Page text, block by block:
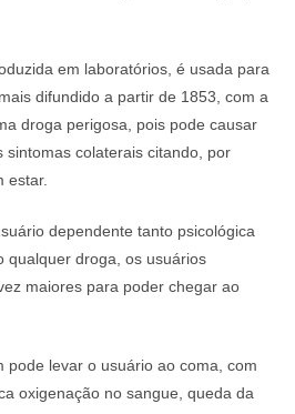
em laboratórios, é usada para
difundido a partir de 1853, com a
droga perigosa, pois pode causar
sintomas colaterais citando, por
estar.
dependente tanto psicológica
qualquer droga, os usuários
maiores para poder chegar ao
pode levar o usuário ao coma, com
oxigenação no sangue, queda da